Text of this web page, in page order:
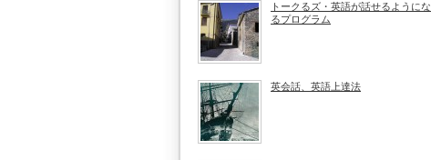
トークるズ・英語が話せるようにな
るプログラム
英会話、英語上達法